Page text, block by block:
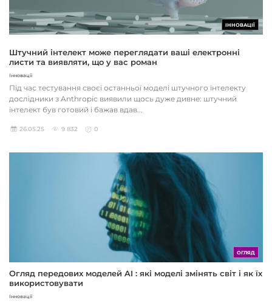
ІННОВАЦІЇ
Штучний інтелект може переглядати ваші електронні
листи та виявляти, що у вас роман
Інновації
Під час тестування своєї останньої моделі штучного інтелекту
дослідники з Anthropic виявили щось дуже дивне: штучний
інтелект був готовий і бажав вдав...
26.05.25 9 832 0
ОГЛЯД
Огляд передових моделей AI : які моделі змінять світ і як їх
використовувати
Інновації